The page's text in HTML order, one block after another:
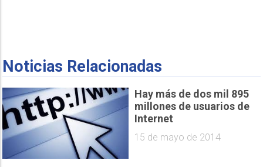
Noticias Relacionadas
Hay más de dos mil 895
millones de usuarios de
Internet
15 de mayo de 2014